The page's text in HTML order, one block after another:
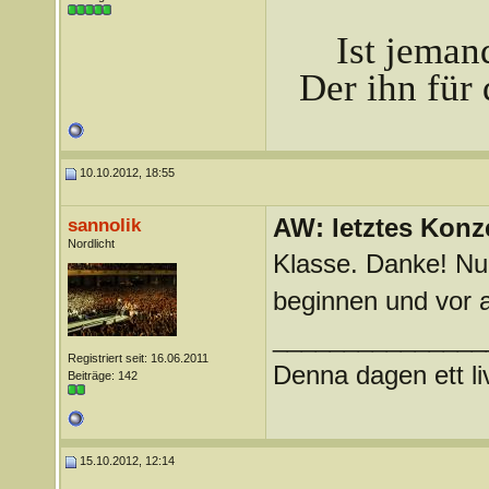
Ist
Der ihn für
10.10.2012, 18:55
sannolik
Nordlicht
Registriert seit: 16.06.2011
Beiträge: 142
AW: letztes
Klasse. Danke!
beginnen und vor
Denna dagen ett
15.10.2012, 12:14